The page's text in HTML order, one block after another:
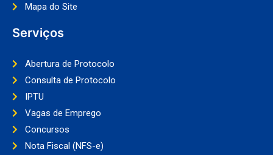
Mapa do Site
Serviços
Abertura de Protocolo
Consulta de Protocolo
IPTU
Vagas de Emprego
Concursos
Nota Fiscal (NFS-e)